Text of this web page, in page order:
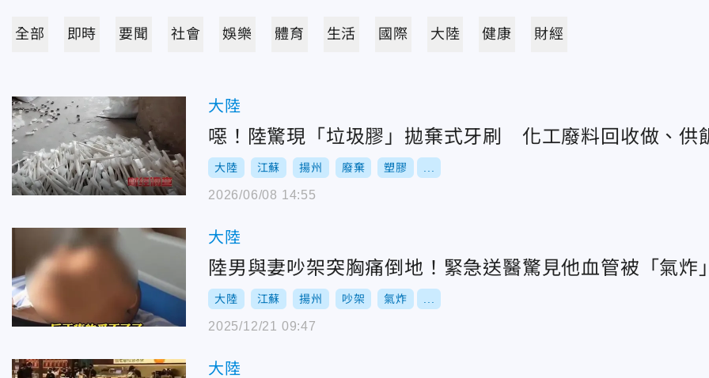
全部 即時 要聞 社會 娛樂 體育 生活 國際 大陸 健康 財經
大陸
噁！陸驚現「垃圾膠」拋棄式牙刷 化工廢料回收做、供
大陸 江蘇 揚州 廢棄 塑膠
2026/06/08 14:55
大陸
陸男與妻吵架突胸痛倒地！緊急送醫驚見他血管被「氣炸
大陸 江蘇 揚州 吵架 氣炸
2025/12/21 09:47
大陸